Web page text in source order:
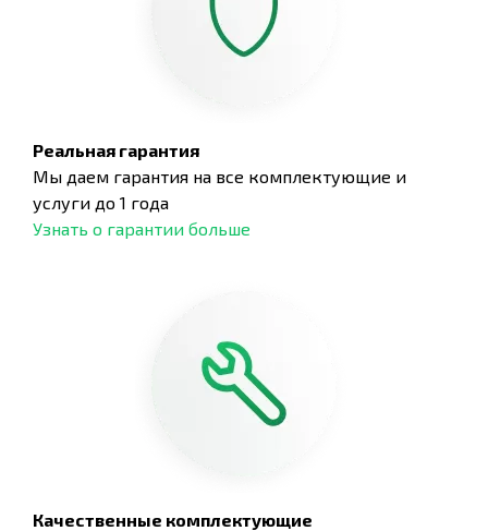
Реальная гарантия
Мы даем гарантия на все комплектующие и
услуги до 1 года
Узнать о гарантии больше
Качественные комплектующие